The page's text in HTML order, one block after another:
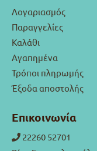
Λογαριασμός
Παραγγελίες
Καλάθι
Αγαπημένα
Τρόποι πληρωμής
Έξοδα αποστολής
Επικοινωνία
22260 52701